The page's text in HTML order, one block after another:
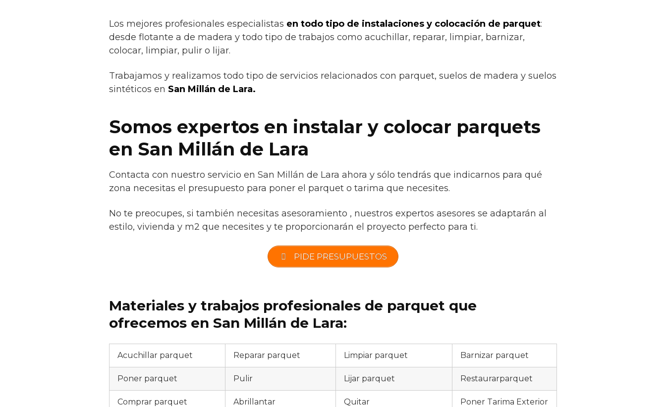
Los mejores profesionales especialistas en todo tipo de instalaciones y colocación de parquet:
desde flotante a de madera y todo tipo de trabajos como acuchillar, reparar, limpiar, barnizar,
colocar, limpiar, pulir o lijar.
Trabajamos y realizamos todo tipo de servicios relacionados con parquet, suelos de madera y suelos
sintéticos en San Millán de Lara.
Somos expertos en instalar y colocar parquets
en San Millán de Lara
Contacta con nuestro servicio en San Millán de Lara ahora y sólo tendrás que indicarnos para qué
zona necesitas el presupuesto para poner el parquet o tarima que necesites.
No te preocupes, si también necesitas asesoramiento , nuestros expertos asesores se adaptarán al
estilo, vivienda y m2 que necesites y te proporcionarán el proyecto perfecto para ti.
PIDE PRESUPUESTOS
Materiales y trabajos profesionales de parquet que
ofrecemos en San Millán de Lara:
Acuchillar parquet Reparar parquet Limpiar parquet Barnizar parquet
Poner parquet Pulir Lijar parquet Restaurarparquet
Comprar parquet Abrillantar Quitar Poner Tarima Exterior